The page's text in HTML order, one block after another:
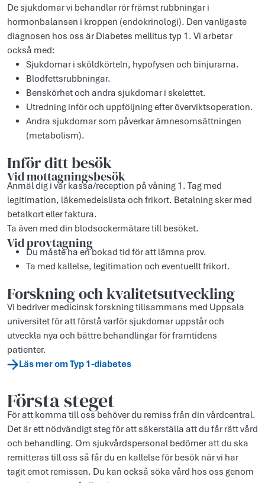
De sjukdomar vi behandlar rör främst rubbningar i
hormonbalansen i kroppen (endokrinologi). Den vanligaste
diagnosen hos oss är Diabetes mellitus typ 1. Vi arbetar
också med:
Sjukdomar i sköldkörteln, hypofysen och binjurarna.
Blodfettsrubbningar.
Benskörhet och andra sjukdomar i skelettet.
Utredning inför och uppföljning efter överviktsoperation.
Andra sjukdomar som påverkar ämnesomsättningen
(metabolism).
Inför ditt besök
Vid mottagningsbesök
Anmäl dig i vår kassa/reception på våning 1. Tag med
legitimation, läkemedelslista och frikort. Betalning sker med
betalkort eller faktura.
Ta även med din blodsockermätare till besöket.
Vid provtagning
Du måste ha en bokad tid för att lämna prov.
Ta med kallelse, legitimation och eventuellt frikort.
Forskning och kvalitetsutveckling
Vi bedriver medicinsk forskning tillsammans med Uppsala
universitet för att förstå varför sjukdomar uppstår och
utveckla nya och bättre behandlingar för framtidens
patienter.
Läs mer om Typ 1-diabetes
Första steget
För att komma till oss behöver du remiss från din vårdcentral.
Det är ett nödvändigt steg för att säkerställa att du får rätt vård
och behandling. Om sjukvårdspersonal bedömer att du ska
remitteras till oss så får du en kallelse för besök när vi har
tagit emot remissen. Du kan också söka vård hos oss genom